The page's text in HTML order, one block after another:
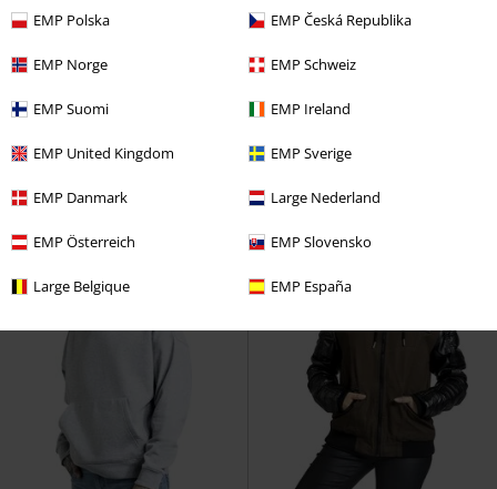
EMP Polska EMP Česká Republika
EMP Norge EMP Schweiz
EMP Suomi EMP Ireland
EMP United Kingdom EMP Sverige
EMP Danmark Large Nederland
EMP Österreich EMP Slovensko
Large Belgique EMP España
Nuevo
64,99 €
Double Closure
Detalles metálicos
PVPR59,99 €
53,99 €
Original Sinners Capucha
capucha